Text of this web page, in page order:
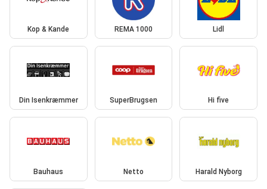
Kop & Kande REMA 1000 Lidl
Din Isenkræmmer SuperBrugsen Hi five
Bauhaus Netto Harald Nyborg